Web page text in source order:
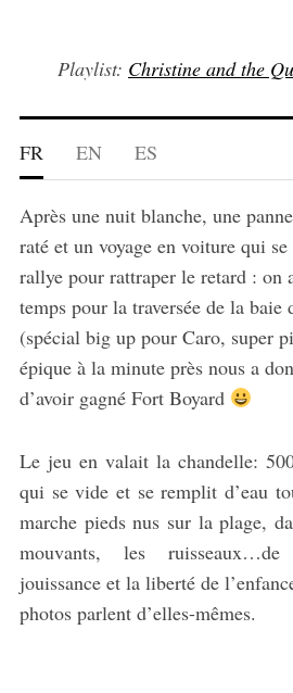
Playlist: Christine and the
FR EN ES
Après une nuit blanche, une
raté et un voyage en voiture qui
rallye pour rattraper le retard : on
temps pour la traversée de la
(spécial big up pour Caro, super
épique à la minute près nous a
d’avoir gagné Fort Boyard
Le jeu en valait la chandelle:
qui se vide et se remplit d’eau
marche pieds nus sur la plage,
mouvants, les
jouissance et la liberté de
photos parlent d’elles-mêmes.